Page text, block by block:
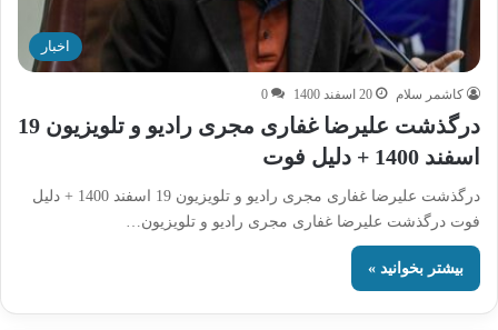
اخبار
کاشمر سلام 20 اسفند 1400 0
درگذشت علیرضا غفاری مجری رادیو و تلویزیون 19
اسفند 1400 + دلیل فوت
درگذشت علیرضا غفاری مجری رادیو و تلویزیون 19 اسفند 1400 + دلیل
فوت درگذشت علیرضا غفاری مجری رادیو و تلویزیون…
بیشتر بخوانید »